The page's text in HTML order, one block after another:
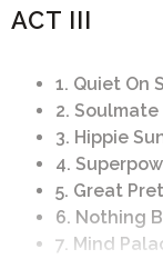
ACT III
1. Quiet On
2. Soulmate
3. Hippie
4.
5. Great
6. Nothing
7. Mind